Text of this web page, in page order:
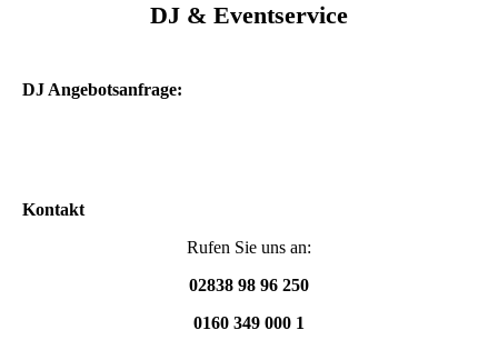
DJ & Eventservice
DJ Angebotsanfrage:
Kontakt
Rufen Sie uns an:
02838 98 96 250
0160 349 000 1